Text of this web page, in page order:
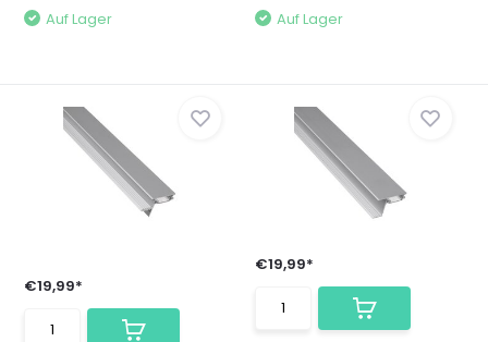
Auf Lager
Auf Lager
€19,99*
€19,99*